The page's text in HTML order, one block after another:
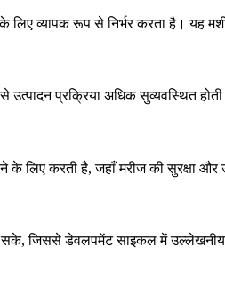
लिए व्यापक रूप से निर्भर करता है। यह
प्रक्रिया अधिक सुव्यवस्थित
करती है, जहाँ मरीज की सुरक्षा और
जा सके, जिससे डेवलपमेंट साइकल में